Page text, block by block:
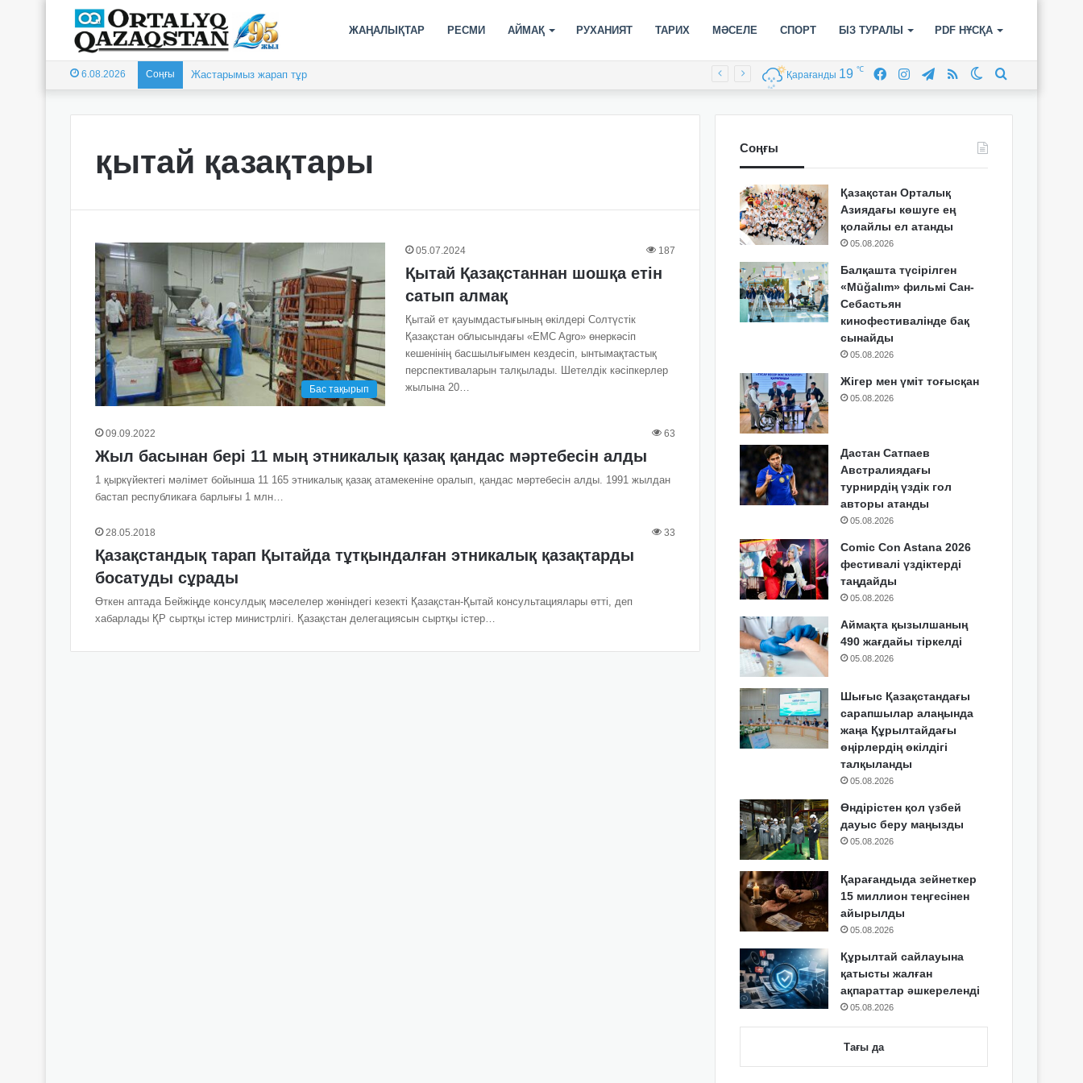
ЖАҢАЛЫҚТАР РЕСМИ АЙМАҚ РУХАНИЯТ ТАРИХ МӘСЕЛЕ СПОРТ БІЗ ТУРАЛЫ PDF НҰСҚА
6.08.2026 Соңғы Жастарымыз жарап тұр Switch
RSS
Telegram
Instagram
Facebook
Қарағанды 19 ℃
қытай қазақтары
Бас тақырып
05.07.2024 187
Қытай Қазақстаннан шошқа етін
сатып алмақ
Қытай ет қауымдастығының өкілдері Солтүстік
Қазақстан облысындағы «EMC Agro» өнеркәсіп
кешенінің басшылығымен кездесіп, ынтымақтастық
перспективаларын талқылады. Шетелдік кәсіпкерлер
жылына 20…
09.09.2022 63
Жыл басынан бері 11 мың этникалық қазақ қандас мәртебесін алды
1 қыркүйектегі мәлімет бойынша 11 165 этникалық қазақ атамекеніне оралып, қандас мәртебесін алды. 1991 жылдан
бастап республикаға барлығы 1 млн…
28.05.2018 33
Қазақстандық тарап Қытайда тұтқындалған этникалық қазақтарды
босатуды сұрады
Өткен аптада Бейжіңде консулдық мәселелер жөніндегі кезекті Қазақстан-Қытай консультациялары өтті, деп
хабарлады ҚР сыртқы істер министрлігі. Қазақстан делегациясын сыртқы істер…
Соңғы
Қазақстан Орталық
Азиядағы көшуге ең
қолайлы ел атанды
05.08.2026
Балқашта түсірілген
«Mūğalım» фильмі Сан-
Себастьян
кинофестивалінде бақ
сынайды
05.08.2026
Жігер мен үміт тоғысқан
05.08.2026
Дастан Сатпаев
Австралиядағы
турнирдің үздік гол
авторы атанды
05.08.2026
Comic Con Astana 2026
фестивалі үздіктерді
таңдайды
05.08.2026
Аймақта қызылшаның
490 жағдайы тіркелді
05.08.2026
Шығыс Қазақстандағы
сарапшылар алаңында
жаңа Құрылтайдағы
өңірлердің өкілдігі
талқыланды
05.08.2026
Өндірістен қол үзбей
дауыс беру маңызды
05.08.2026
Қарағандыда зейнеткер
15 миллион теңгесінен
айырылды
05.08.2026
Құрылтай сайлауына
қатысты жалған
ақпараттар әшкереленді
05.08.2026
Тағы да